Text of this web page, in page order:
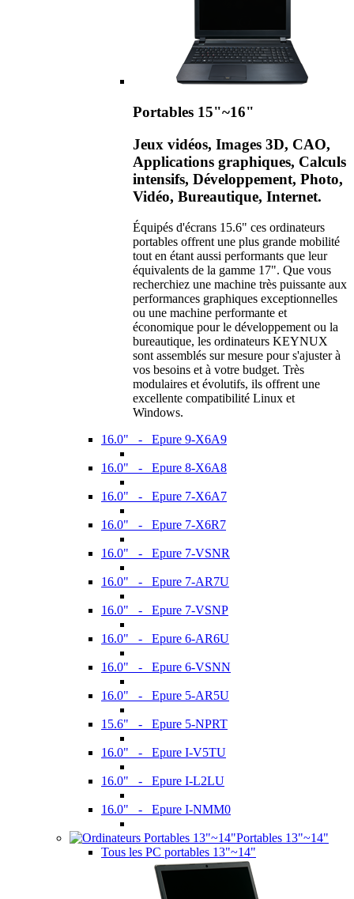
Portables 15"~16"
Jeux vidéos, Images 3D, CAO,
Applications graphiques, Calculs
intensifs, Développement, Photo,
Vidéo, Bureautique, Internet.
Équipés d'écrans 15.6" ces ordinateurs
portables offrent une plus grande mobilité
tout en étant aussi performants que leur
équivalents de la gamme 17". Que vous
recherchiez une machine très puissante aux
performances graphiques exceptionnelles
ou une machine performante et
économique pour le développement ou la
bureautique, les ordinateurs KEYNUX
sont assemblés sur mesure pour s'ajuster à
vos besoins et à votre budget. Très
modulaires et évolutifs, ils offrent une
excellente compatibilité Linux et
Windows.
16.0" - Epure 9-X6A9
16.0" - Epure 8-X6A8
16.0" - Epure 7-X6A7
16.0" - Epure 7-X6R7
16.0" - Epure 7-VSNR
16.0" - Epure 7-AR7U
16.0" - Epure 7-VSNP
16.0" - Epure 6-AR6U
16.0" - Epure 6-VSNN
16.0" - Epure 5-AR5U
15.6" - Epure 5-NPRT
16.0" - Epure I-V5TU
16.0" - Epure I-L2LU
16.0" - Epure I-NMM0
Portables 13"~14"
Tous les PC portables 13"~14"